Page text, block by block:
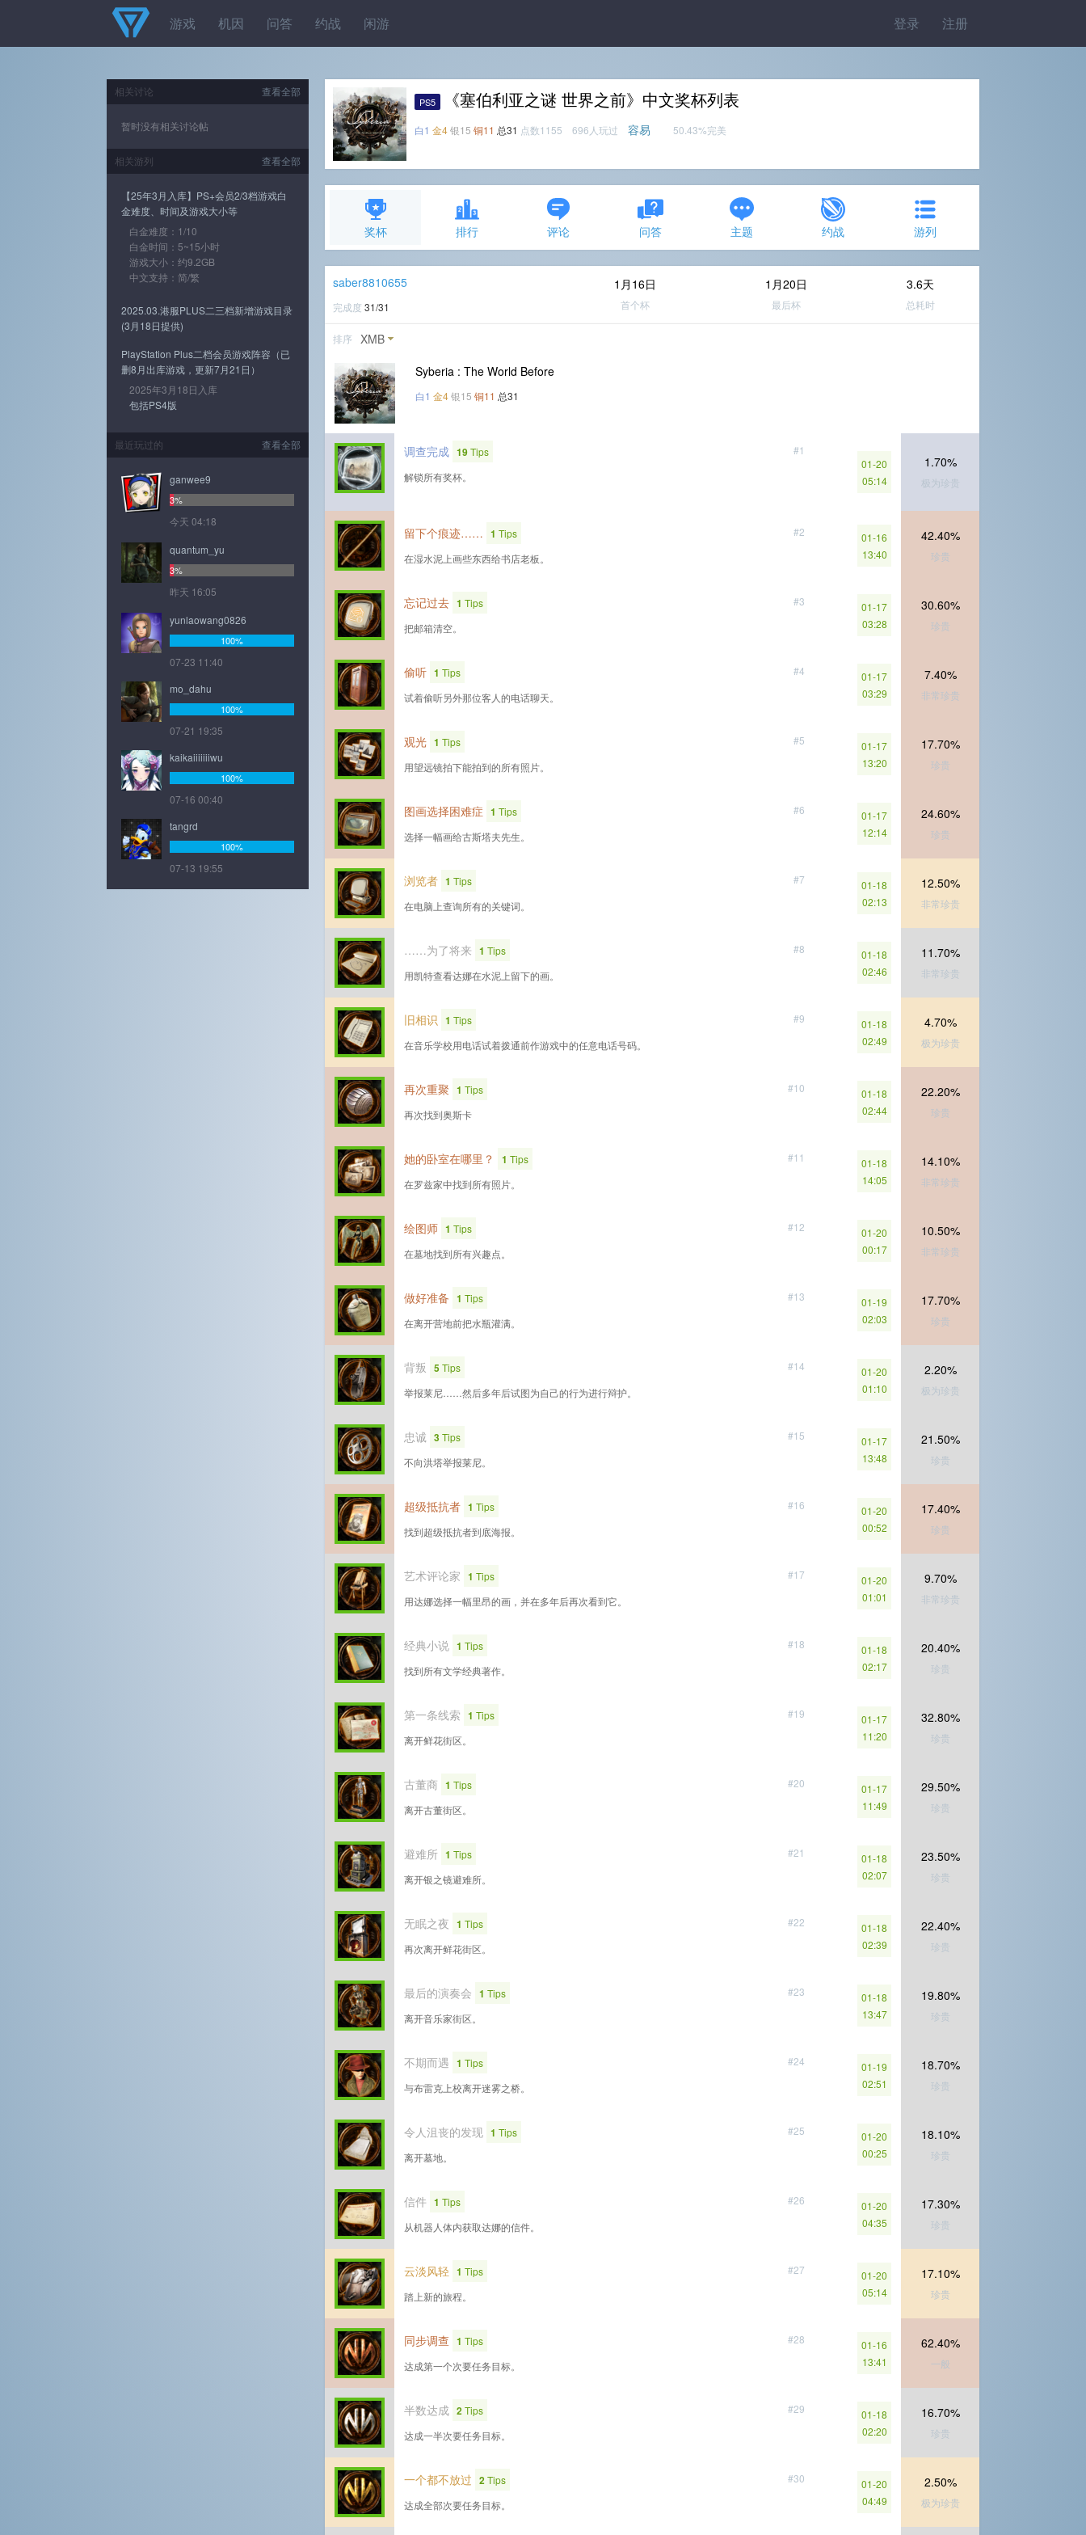
登录 注册
游戏 机因 问答 约战 闲游
PS5 《塞伯利亚之谜 世界之前》中文奖杯列表
白1 金4银15 铜11 总31 点数1155 696人玩过 容易 50.43%完美
奖杯 排行 评论 问答 主题 约战 游列
saber8810655
完成度 31/31
1月16日
首个杯
1月20日
最后杯
3.6天
总耗时
排序 XMB
Syberia : The World Before
白1 金4银15 铜11 总31
#1
调查完成 19Tips
解锁所有奖杯。
01-20
05:14
1.70%
极为珍贵
#2
留下个痕迹…… 1 Tips
在湿水泥上画些东西给书店老板。
01-16
13:40
42.40%
珍贵
#3
忘记过去 1 Tips
把邮箱清空。
01-17
03:28
30.60%
珍贵
#4
偷听 1 Tips
试着偷听另外那位客人的电话聊天。
01-17
03:29
7.40%
非常珍贵
#5
观光 1 Tips
用望远镜拍下能拍到的所有照片。
01-17
13:20
17.70%
珍贵
#6
图画选择困难症 1 Tips
选择一幅画给古斯塔夫先生。
01-17
12:14
24.60%
珍贵
#7
浏览者 1 Tips
在电脑上查询所有的关键词。
01-18
02:13
12.50%
非常珍贵
#8
……为了将来 1 Tips
用凯特查看达娜在水泥上留下的画。
01-18
02:46
11.70%
非常珍贵
#9
旧相识 1 Tips
在音乐学校用电话试着拨通前作游戏中的任意电话号码。
01-18
02:49
4.70%
极为珍贵
#10
再次重聚 1 Tips
再次找到奥斯卡
01-18
02:44
22.20%
珍贵
#11
她的卧室在哪里？ 1 Tips
在罗兹家中找到所有照片。
01-18
14:05
14.10%
非常珍贵
#12
绘图师 1 Tips
在墓地找到所有兴趣点。
01-20
00:17
10.50%
非常珍贵
#13
做好准备 1 Tips
在离开营地前把水瓶灌满。
01-19
02:03
17.70%
珍贵
#14
背叛 5Tips
举报莱尼……然后多年后试图为自己的行为进行辩护。
01-20
01:10
2.20%
极为珍贵
#15
忠诚 3Tips
不向洪塔举报莱尼。
01-17
13:48
21.50%
珍贵
#16
超级抵抗者 1 Tips
找到超级抵抗者到底海报。
01-20
00:52
17.40%
珍贵
#17
艺术评论家 1 Tips
用达娜选择一幅里昂的画，并在多年后再次看到它。
01-20
01:01
9.70%
非常珍贵
#18
经典小说 1 Tips
找到所有文学经典著作。
01-18
02:17
20.40%
珍贵
#19
第一条线索 1 Tips
离开鲜花街区。
01-17
11:20
32.80%
珍贵
#20
古董商 1 Tips
离开古董街区。
01-17
11:49
29.50%
珍贵
#21
避难所 1 Tips
离开银之镜避难所。
01-18
02:07
23.50%
珍贵
#22
无眠之夜 1 Tips
再次离开鲜花街区。
01-18
02:39
22.40%
珍贵
#23
最后的演奏会 1 Tips
离开音乐家街区。
01-18
13:47
19.80%
珍贵
#24
不期而遇 1 Tips
与布雷克上校离开迷雾之桥。
01-19
02:51
18.70%
珍贵
#25
令人沮丧的发现 1 Tips
离开墓地。
01-20
00:25
18.10%
珍贵
#26
信件 1 Tips
从机器人体内获取达娜的信件。
01-20
04:35
17.30%
珍贵
#27
云淡风轻 1 Tips
踏上新的旅程。
01-20
05:14
17.10%
珍贵
#28
同步调查 1 Tips
达成第一个次要任务目标。
01-16
13:41
62.40%
一般
#29
半数达成 2Tips
达成一半次要任务目标。
01-18
02:20
16.70%
珍贵
#30
一个都不放过 2Tips
达成全部次要任务目标。
01-20
04:49
2.50%
极为珍贵
查看全部
相关讨论
暂时没有相关讨论帖
查看全部
相关游列
【25年3月入库】PS+会员2/3档游戏白
金难度、时间及游戏大小等
白金难度：1/10
白金时间：5~15小时
游戏大小：约9.2GB
中文支持：简/繁
2025.03.港服PLUS二三档新增游戏目录
(3月18日提供)
PlayStation Plus二档会员游戏阵容（已
删8月出库游戏，更新7月21日）
2025年3月18日入库
包括PS4版
查看全部
最近玩过的
ganwee9
3%
今天 04:18
quantum_yu
3%
昨天 16:05
yunlaowang0826
100%
07-23 11:40
mo_dahu
100%
07-21 19:35
kaikaiiiiiiiwu
100%
07-16 00:40
tangrd
100%
07-13 19:55